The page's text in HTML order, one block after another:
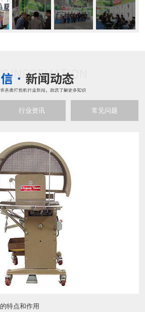
行业资讯 常见问题
特点和作用